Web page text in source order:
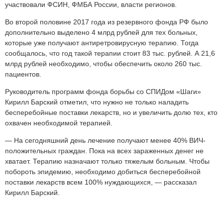
участвовали ФСИН, ФМБА России, власти регионов.
Во второй половине 2017 года из резервного фонда РФ было
дополнительно выделено 4 млрд рублей для тех больных,
которые уже получают антиретровирусную терапию. Тогда
сообщалось, что год такой терапии стоит 83 тыс. рублей. А 21,6
млрд рублей необходимо, чтобы обеспечить около 260 тыс.
пациентов.
Руководитель программ фонда борьбы со СПИДом «Шаги»
Кирилл Барский отметил, что нужно не только наладить
бесперебойные поставки лекарств, но и увеличить долю тех, кто
охвачен необходимой терапией.
— На сегодняшний день лечение получают менее 40% ВИЧ-
положительных граждан. Пока на всех зараженных денег не
хватает. Терапию назначают только тяжелым больным. Чтобы
побороть эпидемию, необходимо добиться бесперебойной
поставки лекарств всем 100% нуждающихся, — рассказал
Кирилл Барский.